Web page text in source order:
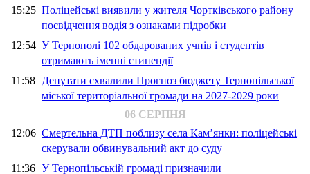
15:25 Поліцейські виявили у жителя Чортківського району
посвідчення водія з ознаками підробки
12:54 У Тернополі 102 обдарованих учнів і студентів
отримають іменні стипендії
11:58 Депутати схвалили Прогноз бюджету Тернопільської
міської територіальної громади на 2027-2029 роки
06 СЕРПНЯ
12:06 Смертельна ДТП поблизу села Кам’янки: поліцейські
скерували обвинувальний акт до суду
11:36 У Тернопільській громаді призначили